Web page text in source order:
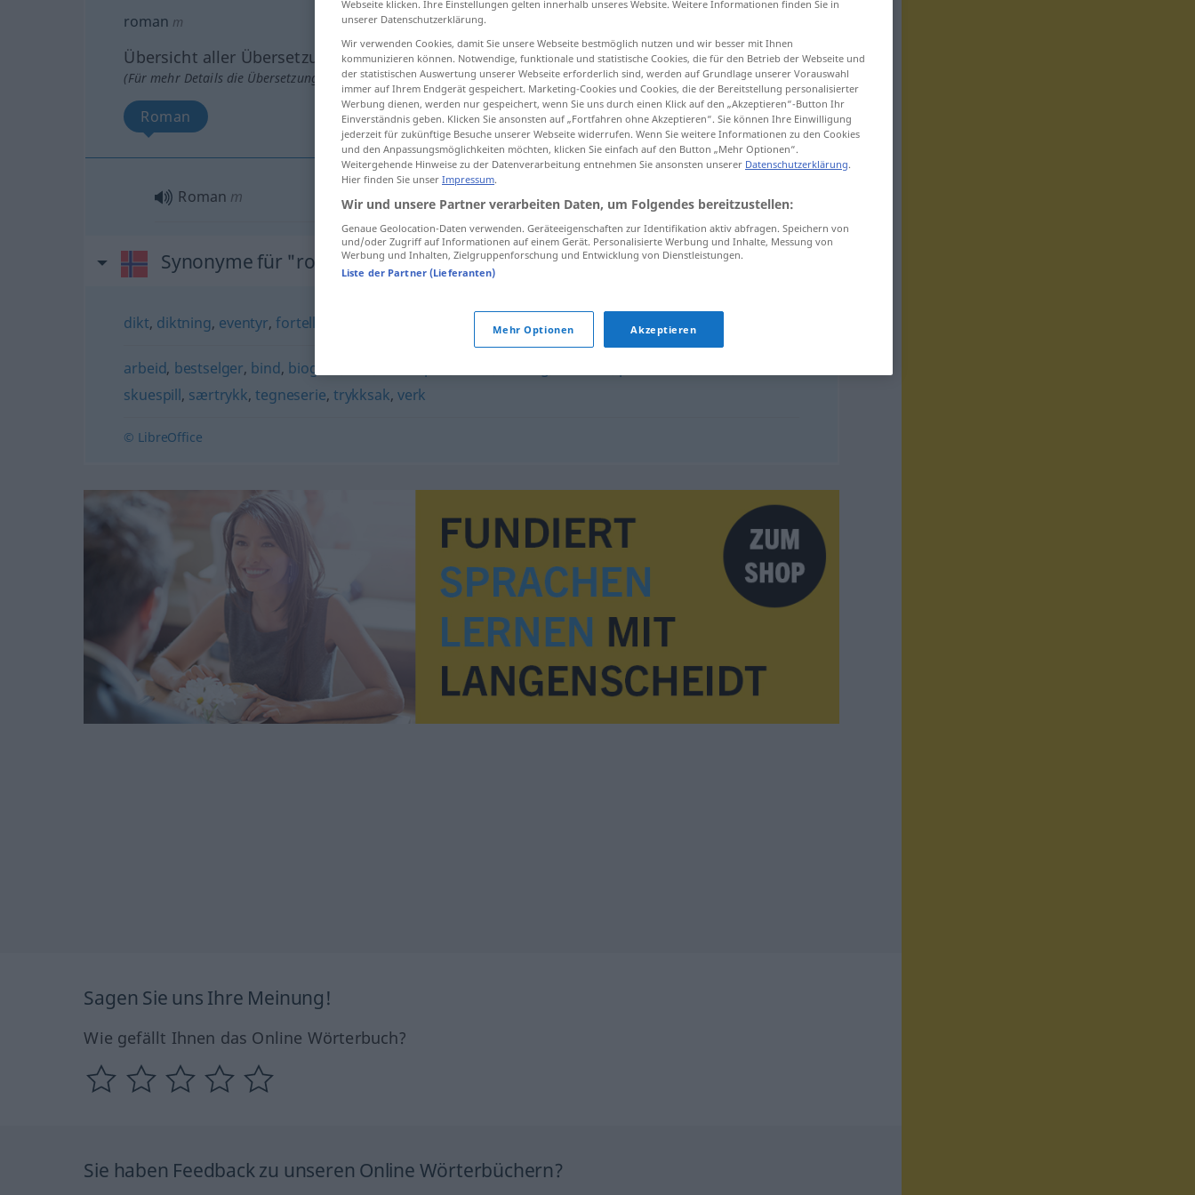
roman m
Übersicht aller Übersetzungen
(Für mehr Details die Übersetzung anklicken/antippen)
Roman
Roman m roman
Synonyme für "roman"
dikt, diktning, eventyr,fortelling skrøne
arbeid, bestselger, bind, biografi
skuespill, særtrykk,tegneserie, trykksak, verk
© LibreOffice
Sagen Sie uns Ihre Meinung!
Wie gefällt Ihnen das Online Wörterbuch?
Sie haben Feedback zu unseren Online Wörterbüchern?
Webseite klicken. Ihre Einstellungen gelten innerhalb unseres Website. Weitere Informationen finden Sie in
unserer Datenschutzerklärung.
Wir verwenden Cookies, damit Sie unsere Webseite bestmöglich nutzen und wir besser mit Ihnen
kommunizieren können. Notwendige, funktionale und statistische Cookies, die für den Betrieb der Webseite und
der statistischen Auswertung unserer Webseite erforderlich sind, werden auf Grundlage unserer Vorauswahl
immer auf Ihrem Endgerät gespeichert. Marketing-Cookies und Cookies, die der Bereitstellung personalisierter
Werbung dienen, werden nur gespeichert, wenn Sie uns durch einen Klick auf den „Akzeptieren“-Button Ihr
Einverständnis geben. Klicken Sie ansonsten auf „Fortfahren ohne Akzeptieren“. Sie können Ihre Einwilligung
jederzeit für zukünftige Besuche unserer Webseite widerrufen. Wenn Sie weitere Informationen zu den Cookies
und den Anpassungsmöglichkeiten möchten, klicken Sie einfach auf den Button „Mehr Optionen“.
Weitergehende Hinweise zu der Datenverarbeitung entnehmen Sie ansonsten unserer Datenschutzerklärung.
Hier finden Sie unser Impressum.
Wir und unsere Partner verarbeiten Daten, um Folgendes bereitzustellen:
Genaue Geolocation-Daten verwenden. Geräteeigenschaften zur Identifikation aktiv abfragen. Speichern von
und/oder Zugriff auf Informationen auf einem Gerät. Personalisierte Werbung und Inhalte, Messung von
Werbung und Inhalten, Zielgruppenforschung und Entwicklung von Dienstleistungen.
Liste der Partner (Lieferanten)
Mehr Optionen Akzeptieren